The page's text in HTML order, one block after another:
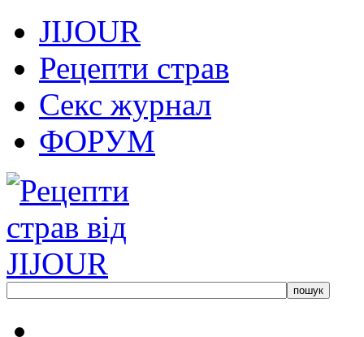
JIJOUR
Рецепти страв
Секс журнал
ФОРУМ